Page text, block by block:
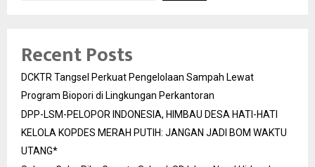
Recent Posts
DCKTR Tangsel Perkuat Pengelolaan Sampah Lewat
Program Biopori di Lingkungan Perkantoran
DPP-LSM-PELOPOR INDONESIA, HIMBAU DESA HATI-HATI
KELOLA KOPDES MERAH PUTIH: JANGAN JADI BOM WAKTU
UTANG*